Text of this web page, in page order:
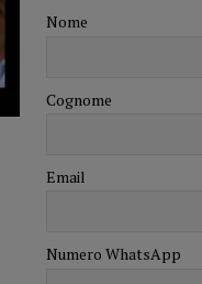
Nome
Cognome
Email
Numero WhatsApp